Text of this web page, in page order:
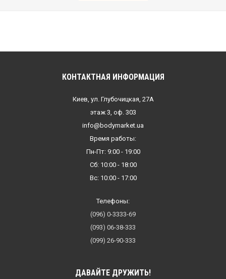
КОНТАКТНАЯ ИНФОРМАЦИЯ
Киев, ул. Глубочицкая, 27А
этаж 3, оф. 303
info@bodymarket.ua
Время работы:
Пн-Пт: 9:00 - 19:00
Сб: 10:00 - 18:00
Вс: 10:00 - 17:00
Телефоны:
(096) 0-3333-69
(093) 06-38-333
(099) 26-90-333
ДАВАЙТЕ ДРУЖИТЬ!